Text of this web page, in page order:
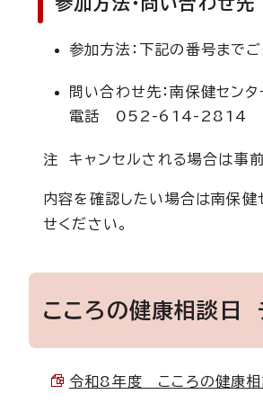
参加方法：下記の番号までご
問い合わせ先：南保健セ
電話 052-614-2814
注 キャンセルされる場合は事前
内容を確認したい場合は南保
せください。
こころの健康相談日
令和8年度 こころの健康